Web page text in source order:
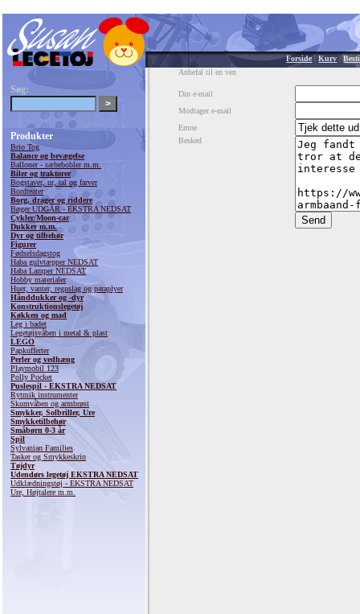
Forside|Kurv |
Søg:
Produkter
Brio Tog
Balance og bevægelse
Balloner - sæbebobler m.m.
Biler og traktorer
Bogstaver, ur, tal og farver
Bordteater
Borg, drager og riddere
Bøger UDGÅR - EKSTRA NEDSAT
Cykler/Moon-car
Dukker m.m.
Dyr og tilbehør
Figurer
Fødselsdagstog
Haba gulvtæpper NEDSAT
Haba Lamper NEDSAT
Hobby materialer
Huer, vanter, regnslag og paraplyer
Hånddukker og -dyr
Konstruktionslegetøj
Køkken og mad
Leg i badet
Legetøjsvåben i metal & plast
LEGO
Papkufferter
Perler og vedhæng
Playmobil 123
Polly Pocket
Puslespil - EKSTRA NEDSAT
Rytmik instrumenter
Skumvåben og armbrøst
Smykker, Solbriller, Ure
Smykketilbehør
Småbørn 0-3 år
Spil
Sylvanian Families
Tasker og Smykkeskrin
Tøjdyr
Udendørs legetøj EKSTRA NEDSAT
Udklædningstøj - EKSTRA NEDSAT
Ure, Højtalere m.m.
Anbefal til en ven
Din e-mail
Modtager e-mail
Emne
Besked